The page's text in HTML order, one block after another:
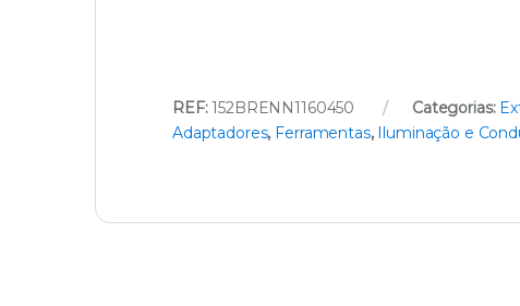
REF:152BRENN1160450 Categorias:
Adaptadores, Ferramentas, Iluminação e